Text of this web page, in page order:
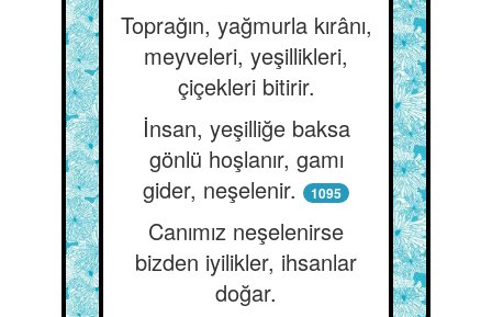
Toprağın, yağmurla kırânı,
meyveleri, yeşillikleri,
çiçekleri bitirir.
İnsan, yeşilliğe baksa
gönlü hoşlanır, gamı
gider, neşelenir.
1095
Canımız neşelenirse
bizden iyilikler, ihsanlar
doğar.